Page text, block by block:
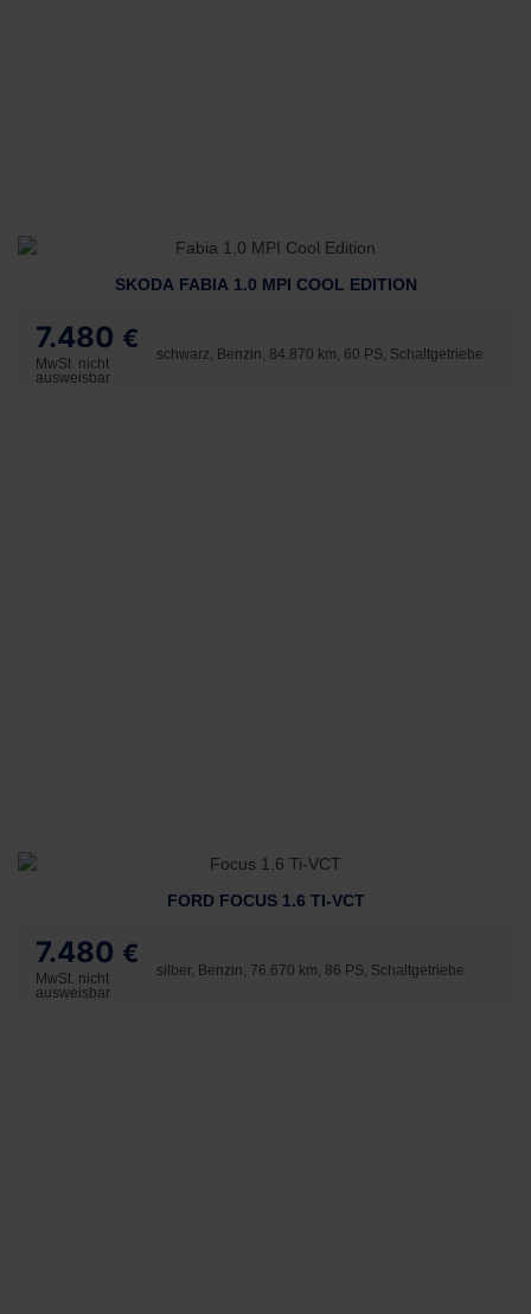
SKODA FABIA 1.0 MPI COOL EDITION
7.480 €
MwSt. nicht
ausweisbar
schwarz, Benzin, 84.870 km, 60 PS, Schaltgetriebe
FORD FOCUS 1.6 TI-VCT
7.480 €
MwSt. nicht
ausweisbar
silber, Benzin, 76.670 km, 86 PS, Schaltgetriebe